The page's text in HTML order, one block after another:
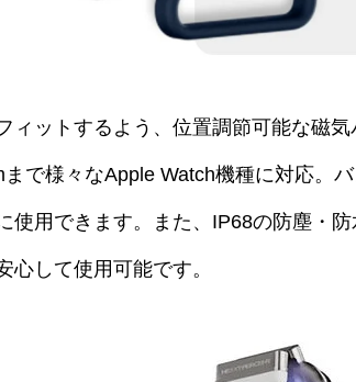
ィットするよう、位置調節可能な磁気
で様々なApple Watch機種に対応。
使用できます。また、IP68の防塵・
心して使用可能です。